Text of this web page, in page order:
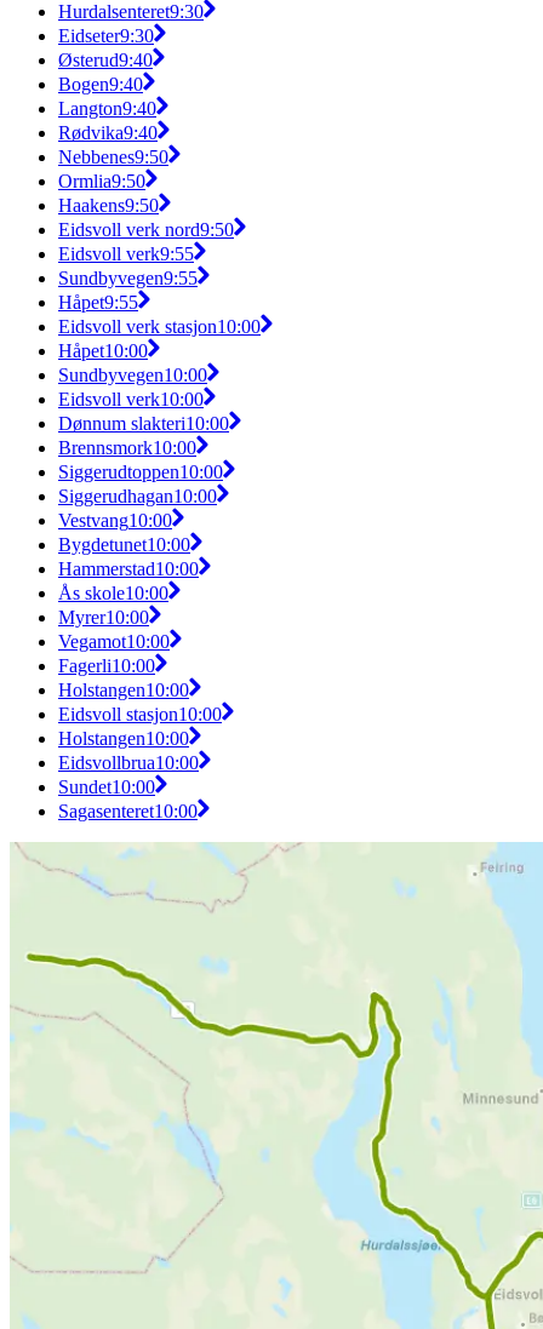
Hurdalsenteret9:30
Eidseter9:30
Østerud9:40
Bogen9:40
Langton9:40
Rødvika9:40
Nebbenes9:50
Ormlia9:50
Haakens9:50
Eidsvoll verk nord9:50
Eidsvoll verk9:55
Sundbyvegen9:55
Håpet9:55
Eidsvoll verk stasjon10:00
Håpet10:00
Sundbyvegen10:00
Eidsvoll verk10:00
Dønnum slakteri10:00
Brennsmork10:00
Siggerudtoppen10:00
Siggerudhagan10:00
Vestvang10:00
Bygdetunet10:00
Hammerstad10:00
Ås skole10:00
Myrer10:00
Vegamot10:00
Fagerli10:00
Holstangen10:00
Eidsvoll stasjon10:00
Holstangen10:00
Eidsvollbrua10:00
Sundet10:00
Sagasenteret10:00